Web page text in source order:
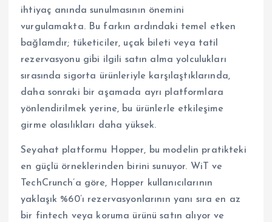
ihtiyaç anında sunulmasının önemini
vurgulamakta. Bu farkın ardındaki temel etken
bağlamdır; tüketiciler, uçak bileti veya tatil
rezervasyonu gibi ilgili satın alma yolculukları
sırasında sigorta ürünleriyle karşılaştıklarında,
daha sonraki bir aşamada ayrı platformlara
yönlendirilmek yerine, bu ürünlerle etkileşime
girme olasılıkları daha yüksek.
Seyahat platformu Hopper, bu modelin pratikteki
en güçlü örneklerinden birini sunuyor. WiT ve
TechCrunch’a göre, Hopper kullanıcılarının
yaklaşık %60’ı rezervasyonlarının yanı sıra en az
bir fintech veya koruma ürünü satın alıyor ve